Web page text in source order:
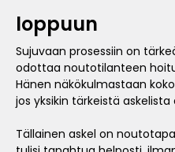
loppuun
Sujuvaan prosessiin on
odottaa noutotilanteen
Hänen näkökulmastaan
jos yksikin tärkeistä
Tällainen askel on